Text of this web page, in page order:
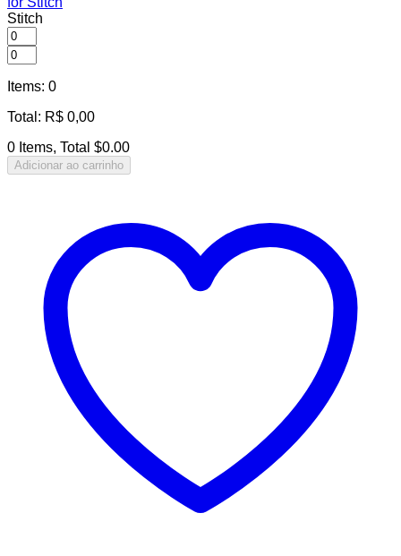
Stitch
Items: 0
Total : R$ 0,00
0 Items, Total $0.00
Adicionar ao carrinho